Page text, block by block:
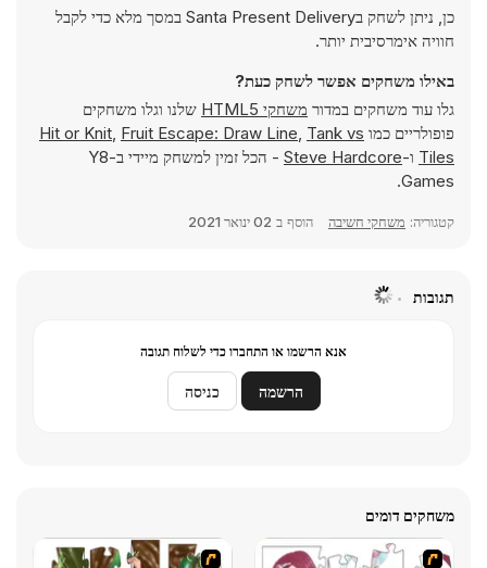
כן, ניתן לשחק בSanta Present Delivery במסך מלא כדי לקבל
חוויה אימרסיבית יותר.
באילו משחקים אפשר לשחק כעת?
גלו עוד משחקים במדור משחקי HTML5
שלנו וגלו משחקים
פופולריים כמו
Hit or Knit, Fruit Escape: Draw Line, Tank vs
Tiles ו-Steve Hardcore
- הכל זמין למשחק מיידי ב-Y8
Games.
קטגוריה: משחקי חשיבה הוסף ב 02 ינואר 2021
תגובות
אנא הרשמו או התחברו כדי לשלוח תגובה
הרשמה כניסה
משחקים דומים